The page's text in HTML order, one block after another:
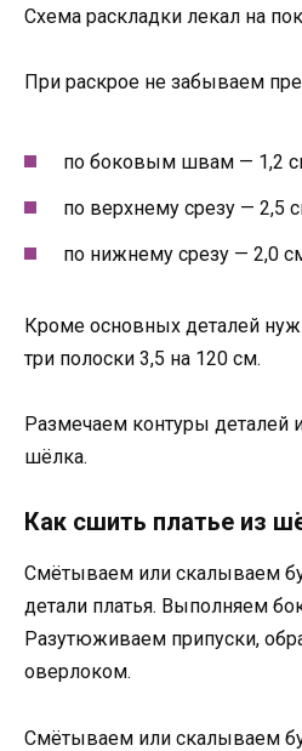
Схема раскладки лекал на
При раскрое не забываем
по боковым швам — 1,2
по верхнему срезу — 2,5
по нижнему срезу — 2,0
Кроме основных деталей
три полоски 3,5 на 120 см.
Размечаем контуры деталей
шёлка.
Как сшить платье из
Смётываем или скалываем
детали платья. Выполняем
Разутюживаем припуски,
оверлоком.
Смётываем или скалываем